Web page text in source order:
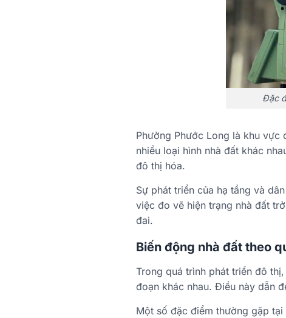
Đặc
Phường Phước Long là khu
nhiều loại hình nhà đất khác
đô thị hóa.
Sự phát triển của hạ tầng và
việc đo vẽ hiện trạng nhà đất
đai.
Biến động nhà đất theo
Trong quá trình phát triển đô
đoạn khác nhau. Điều này dẫn
Một số đặc điểm thường gặp